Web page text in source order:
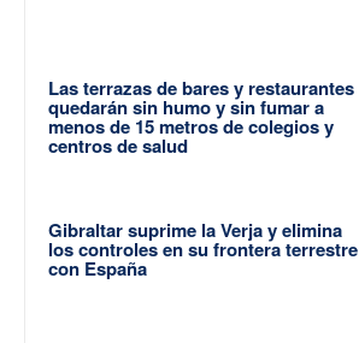
Las terrazas de bares y restaurantes
quedarán sin humo y sin fumar a
menos de 15 metros de colegios y
centros de salud
Gibraltar suprime la Verja y elimina
los controles en su frontera terrestre
con España